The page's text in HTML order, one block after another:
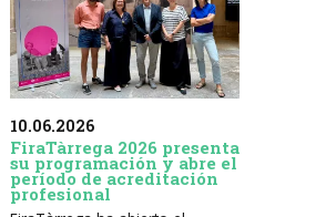
10.06.2026
FiraTàrrega 2026 presenta
su programación y abre el
período de acreditación
profesional